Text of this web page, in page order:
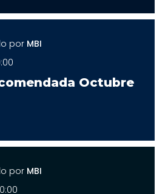
por MBI
Octubre
por MBI